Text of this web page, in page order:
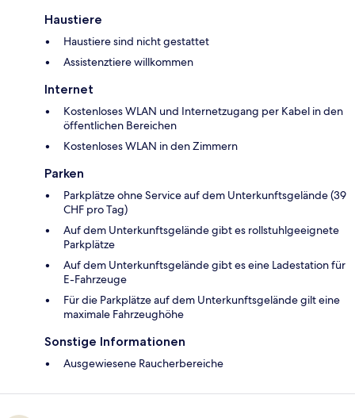
Haustiere
Haustiere sind nicht gestattet
Assistenztiere willkommen
Internet
Kostenloses WLAN und Internetzugang per Kabel in den
öffentlichen Bereichen
Kostenloses WLAN in den Zimmern
Parken
Parkplätze ohne Service auf dem Unterkunftsgelände (39
CHF pro Tag)
Auf dem Unterkunftsgelände gibt es rollstuhlgeeignete
Parkplätze
Auf dem Unterkunftsgelände gibt es eine Ladestation für
E-Fahrzeuge
Für die Parkplätze auf dem Unterkunftsgelände gilt eine
maximale Fahrzeughöhe
Sonstige Informationen
Ausgewiesene Raucherbereiche